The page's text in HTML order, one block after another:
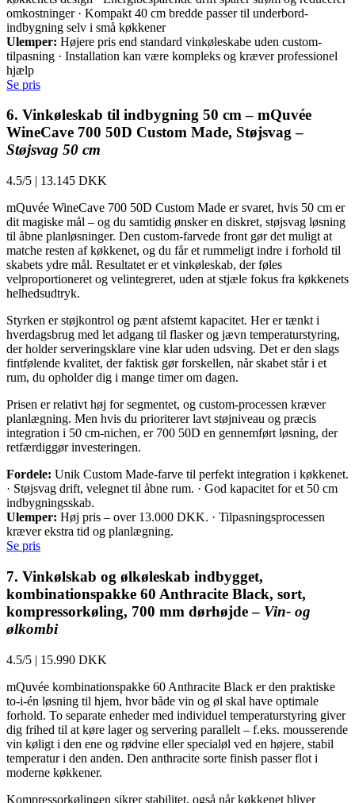
omkostninger · Kompakt 40 cm bredde passer til underbord-
indbygning selv i små køkkener
Ulemper: Højere pris end standard vinkøleskabe uden custom-
tilpasning · Installation kan være kompleks og kræver professionel
hjælp
Se pris
6. Vinkøleskab til indbygning 50 cm – mQuvée
WineCave 700 50D Custom Made, Støjsvag –
Støjsvag 50 cm
4.5/5 | 13.145 DKK
mQuvée WineCave 700 50D Custom Made er svaret, hvis 50 cm er
dit magiske mål – og du samtidig ønsker en diskret, støjsvag løsning
til åbne planløsninger. Den custom-farvede front gør det muligt at
matche resten af køkkenet, og du får et rummeligt indre i forhold til
skabets ydre mål. Resultatet er et vinkøleskab, der føles
velproportioneret og velintegreret, uden at stjæle fokus fra køkkenets
helhedsudtryk.
Styrken er støjkontrol og pænt afstemt kapacitet. Her er tænkt i
hverdagsbrug med let adgang til flasker og jævn temperaturstyring,
der holder serveringsklare vine klar uden udsving. Det er den slags
fintfølende kvalitet, der faktisk gør forskellen, når skabet står i et
rum, du opholder dig i mange timer om dagen.
Prisen er relativt høj for segmentet, og custom-processen kræver
planlægning. Men hvis du prioriterer lavt støjniveau og præcis
integration i 50 cm-nichen, er 700 50D en gennemført løsning, der
retfærdiggør investeringen.
Fordele: Unik Custom Made-farve til perfekt integration i køkkenet.
· Støjsvag drift, velegnet til åbne rum. · God kapacitet for et 50 cm
indbygningsskab.
Ulemper: Høj pris – over 13.000 DKK. · Tilpasningsprocessen
kræver ekstra tid og planlægning.
Se pris
7. Vinkølskab og ølkøleskab indbygget,
kombinationspakke 60 Anthracite Black, sort,
kompressorkøling, 700 mm dørhøjde – Vin- og
ølkombi
4.5/5 | 15.990 DKK
mQuvée kombinationspakke 60 Anthracite Black er den praktiske
to-i-én løsning til hjem, hvor både vin og øl skal have optimale
forhold. To separate enheder med individuel temperaturstyring giver
dig frihed til at køre lager og servering parallelt – f.eks. mousserende
vin køligt i den ene og rødvine eller specialøl ved en højere, stabil
temperatur i den anden. Den anthracite sorte finish passer flot i
moderne køkkener.
Kompressorkølingen sikrer stabilitet, også når køkkenet bliver